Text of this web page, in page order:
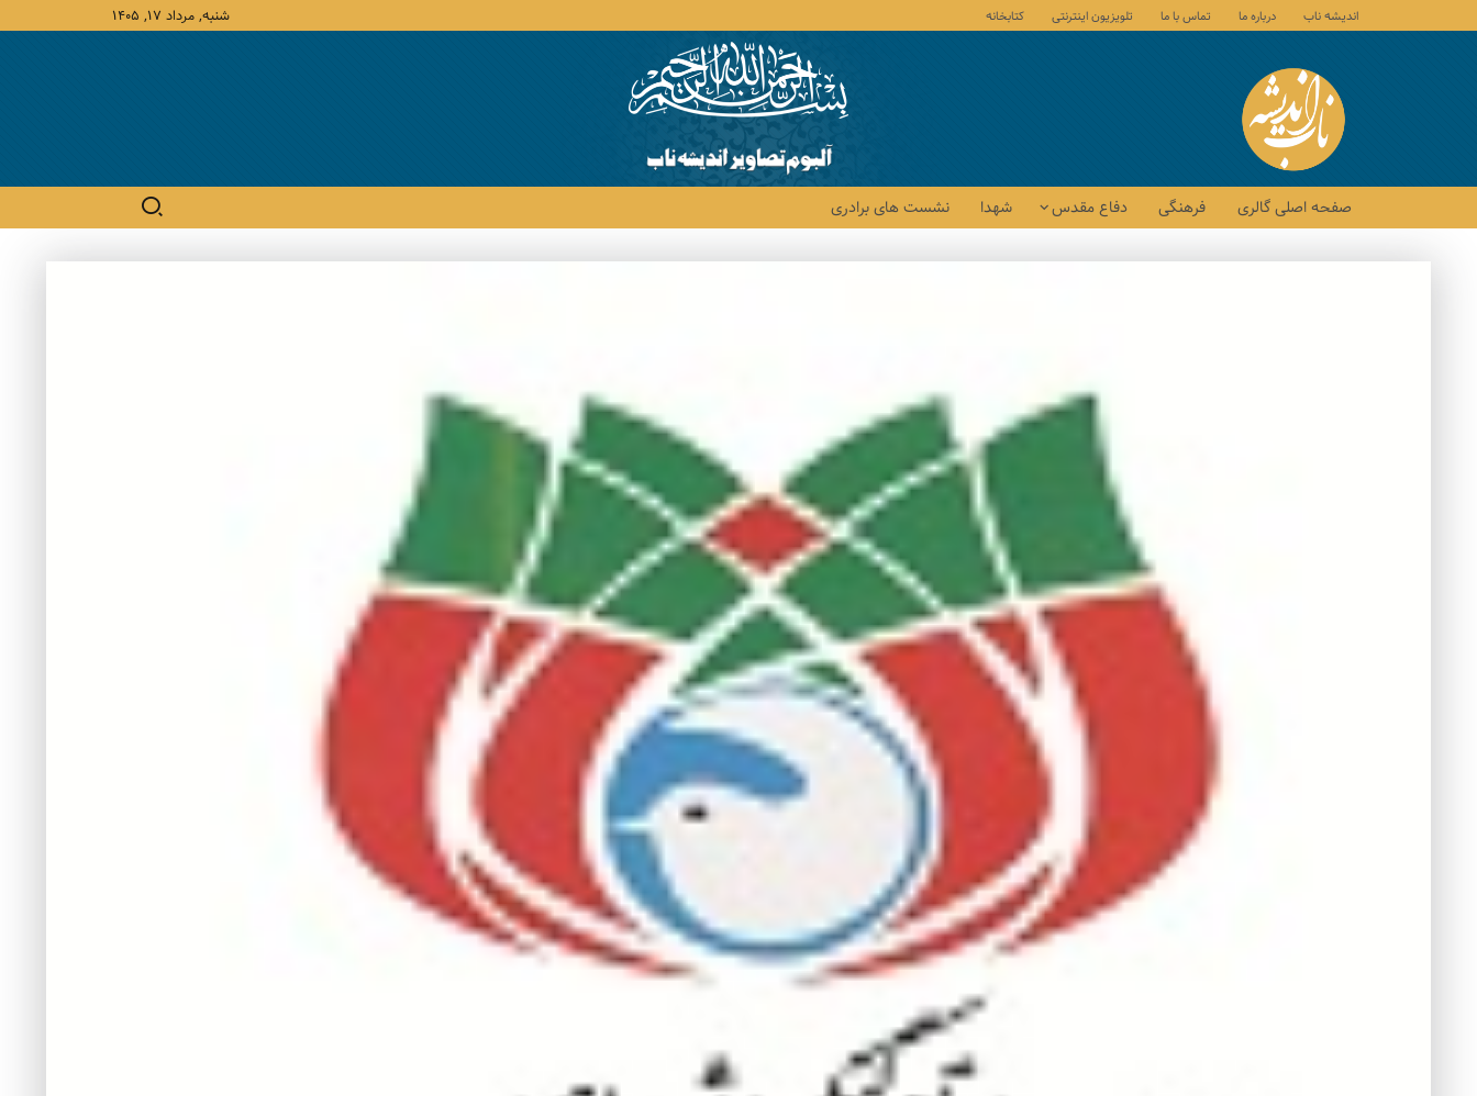
اندیشه ناب درباره ما تماس با ما تلویزیون اینترنتی کتابخانه شنبه, مرداد ۱۷, ۱۴۰۵
صفحه اصلی گالری فرهنگی دفاع مقدس شهدا نشست های برادری